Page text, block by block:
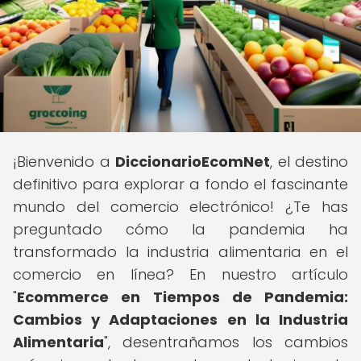
¡Bienvenido a DiccionarioEcomNet, el destino
definitivo para explorar a fondo el fascinante
mundo del comercio electrónico! ¿Te has
preguntado cómo la pandemia ha
transformado la industria alimentaria en el
comercio en línea? En nuestro artículo
"Ecommerce en Tiempos de Pandemia:
Cambios y Adaptaciones en la Industria
Alimentaria", desentrañamos los cambios